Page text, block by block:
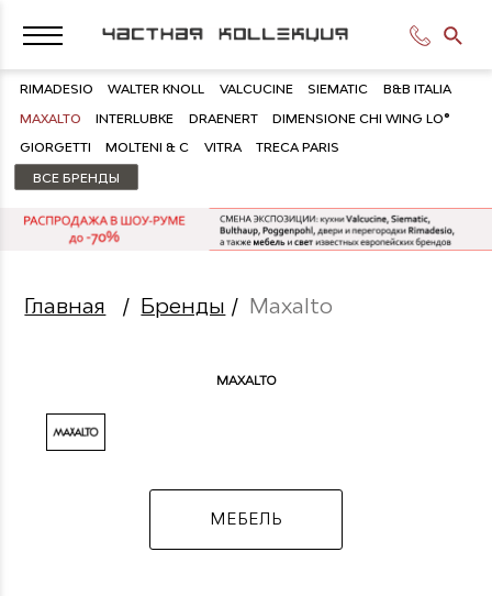
RIMADESIO WALTER KNOLL VALCUCINE SIEMATIC B&B ITALIA
MAXALTO INTERLUBKE DRAENERT DIMENSIONE CHI WING LO®
GIORGETTI MOLTENI & C VITRA TRECA PARIS
ВСЕ БРЕНДЫ
Главная / Бренды / Maxalto
MAXALTO
МЕБЕЛЬ